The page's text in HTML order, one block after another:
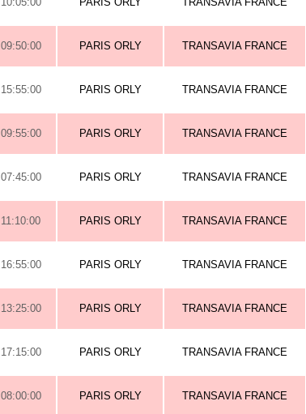
09:50:00 PARIS ORLY TRANSAVIA FRANCE
15:55:00 PARIS ORLY TRANSAVIA FRANCE
09:55:00 PARIS ORLY TRANSAVIA FRANCE
07:45:00 PARIS ORLY TRANSAVIA FRANCE
11:10:00 PARIS ORLY TRANSAVIA FRANCE
16:55:00 PARIS ORLY TRANSAVIA FRANCE
13:25:00 PARIS ORLY TRANSAVIA FRANCE
17:15:00 PARIS ORLY TRANSAVIA FRANCE
08:00:00 PARIS ORLY TRANSAVIA FRANCE